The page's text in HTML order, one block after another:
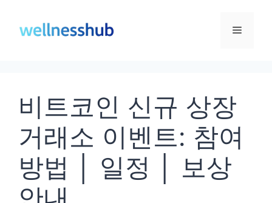
메
비트코인 신규 상장
거래소 이벤트: 참여
방법 │ 일정 │ 보상